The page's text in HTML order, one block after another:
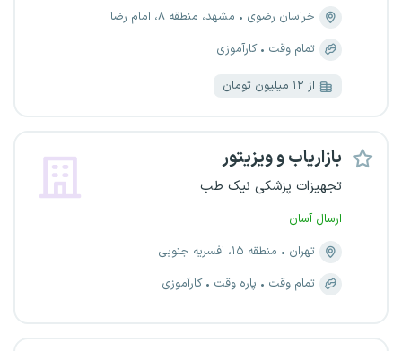
خراسان رضوی
مشهد، منطقه ۸، امام رضا
تمام وقت
کارآموزی
از ۱۲ میلیون تومان
بازاریاب و ویزیتور
تجهیزات پزشکی نیک طب
ارسال آسان
تهران
منطقه ۱۵، افسریه جنوبی
تمام وقت
پاره وقت کارآموزی